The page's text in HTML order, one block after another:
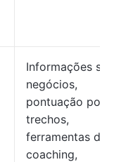
Informações
negócios,
pontuação por
trechos,
ferramentas de
coaching,